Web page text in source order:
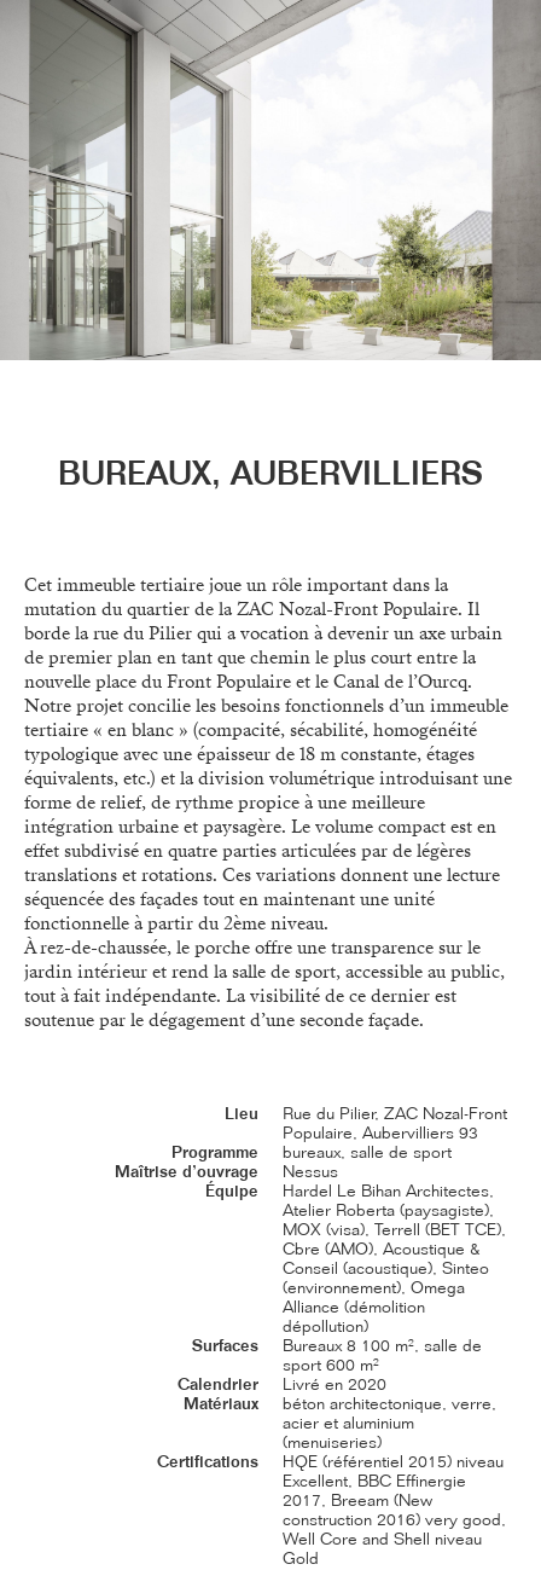
BUREAUX, AUBERVILLIERS
Cet immeuble tertiaire joue un rôle important dans la
mutation du quartier de la ZAC Nozal-Front Populaire. Il
borde la rue du Pilier qui a vocation à devenir un axe urbain
de premier plan en tant que chemin le plus court entre la
nouvelle place du Front Populaire et le Canal de l’Ourcq.
Notre projet concilie les besoins fonctionnels d’un immeuble
tertiaire « en blanc » (compacité, sécabilité, homogénéité
typologique avec une épaisseur de 18 m constante, étages
équivalents, etc.) et la division volumétrique introduisant une
forme de relief, de rythme propice à une meilleure
intégration urbaine et paysagère. Le volume compact est en
effet subdivisé en quatre parties articulées par de légères
translations et rotations. Ces variations donnent une lecture
séquencée des façades tout en maintenant une unité
fonctionnelle à partir du 2ème niveau.
À rez-de-chaussée, le porche offre une transparence sur le
jardin intérieur et rend la salle de sport, accessible au public,
tout à fait indépendante. La visibilité de ce dernier est
soutenue par le dégagement d’une seconde façade.
Lieu
Rue du Pilier, ZAC Nozal-Front
Populaire, Aubervilliers 93
Programme
bureaux, salle de sport
Maîtrise d’ouvrage
Nessus
Équipe
Hardel Le Bihan Architectes,
Atelier Roberta (paysagiste),
MOX (visa), Terrell (BET TCE),
Cbre (AMO), Acoustique &
Conseil (acoustique), Sinteo
(environnement), Omega
Alliance (démolition
dépollution)
Surfaces
Bureaux 8 100 m², salle de
sport 600 m²
Calendrier
Livré en 2020
Matériaux
béton architectonique, verre,
acier et aluminium
(menuiseries)
Certifications
HQE (référentiel 2015) niveau
Excellent, BBC Effinergie
2017, Breeam (New
construction 2016) very good,
Well Core and Shell niveau
Gold